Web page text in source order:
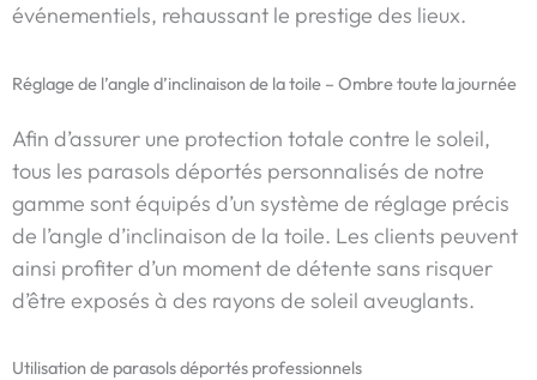
événementiels, rehaussant le prestige des lieux.
Réglage de l’angle d’inclinaison de la toile – Ombre toute la journée
Afin d’assurer une protection totale contre le soleil,
tous les parasols déportés personnalisés de notre
gamme sont équipés d’un système de réglage précis
de l’angle d’inclinaison de la toile. Les clients peuvent
ainsi profiter d’un moment de détente sans risquer
d’être exposés à des rayons de soleil aveuglants.
Utilisation de parasols déportés professionnels